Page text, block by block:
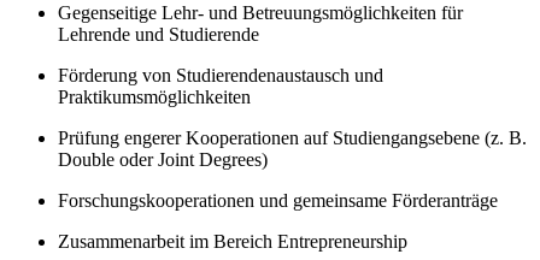
Gegenseitige Lehr- und Betreuungsmöglichkeiten für
Lehrende und Studierende
Förderung von Studierendenaustausch und
Praktikumsmöglichkeiten
Prüfung engerer Kooperationen auf Studiengangsebene (z. B.
Double oder Joint Degrees)
Forschungskooperationen und gemeinsame Förderanträge
Zusammenarbeit im Bereich Entrepreneurship